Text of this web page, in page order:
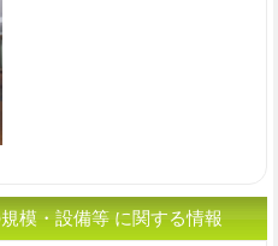
模・設備等 に関する情報